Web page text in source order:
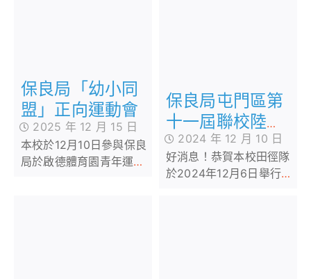
保良局「幼小同
盟」正向運動會
2025 年 12 月 15 日
本校於12月10日參與保良
局於啟德體育園青年運動
保良局屯門區第
十一屆聯校陸運
會2024 年 12 月 10 日
好消息！恭賀本校田徑隊
於2024年12月6日舉行的